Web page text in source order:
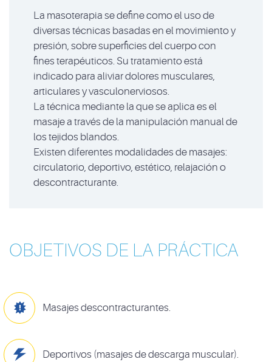
La masoterapia se define como el uso de
diversas técnicas basadas en el movimiento y
presión, sobre superficies del cuerpo con
fines terapéuticos. Su tratamiento está
indicado para aliviar dolores musculares,
articulares y vasculonerviosos.
La técnica mediante la que se aplica es el
masaje a través de la manipulación manual de
los tejidos blandos.
Existen diferentes modalidades de masajes:
circulatorio, deportivo, estético, relajación o
descontracturante.
OBJETIVOS DE LA PRÁCTICA
 Masajes descontracturantes.
 Deportivos (masajes de descarga muscular).